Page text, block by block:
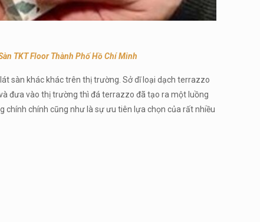
TKT Floor Thành Phố Hồ Chí Minh
sàn khác khác trên thị trường. Sở dĩ loại dạch terrazzo
đưa vào thị trường thì đá terrazzo đã tạo ra một luồng
chính cũng như là sự ưu tiên lựa chọn của rất nhiều